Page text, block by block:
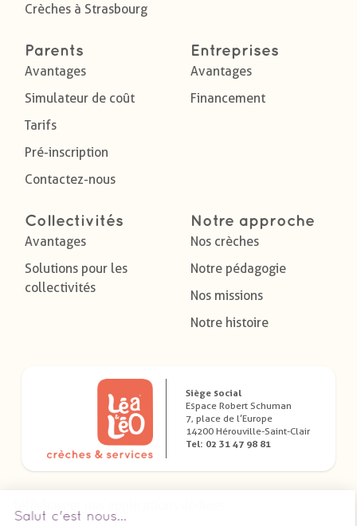
Crèches à Strasbourg
Parents
Avantages
Simulateur de coût
Tarifs
Pré-inscription
Contactez-nous
Entreprises
Avantages
Financement
Collectivités
Avantages
Solutions pour les
collectivités
Notre approche
Nos crèches
Notre pédagogie
Nos missions
Notre histoire
Siège social
Espace Robert Schuman
7, place de l’Europe
14200 Hérouville-Saint-Clair
Tel: 02 31 47 98 81